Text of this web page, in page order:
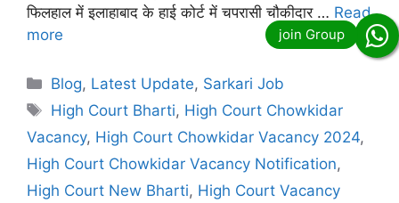
फिलहाल में इलाहाबाद के हाई कोर्ट में चपरासी चौकीदार … Read
more
Categories
Blog, Latest Update, Sarkari Job
Tags
High Court Bharti, High Court Chowkidar
Vacancy, High Court Chowkidar Vacancy 2024,
High Court Chowkidar Vacancy Notification,
High Court New Bharti, High Court Vacancy